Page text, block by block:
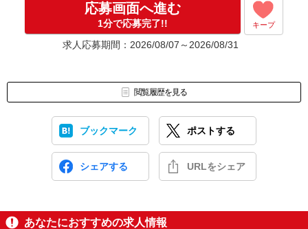
応募⇒最短で2日後からの勤務も可能です！
応募画面へ進む
1分で応募完了!! キープ
求人応募期間：2026/08/07～2026/08/31
閲覧履歴を見る
ブックマーク ポストする
シェアする URLをシェア
あなたにおすすめの求人情報